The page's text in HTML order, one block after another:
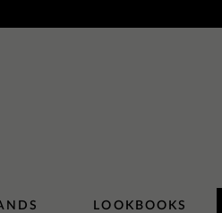
LOOKBOOKS